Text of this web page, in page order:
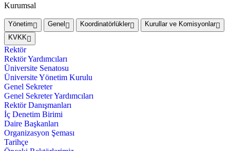
Kurumsal
Yönetim Genel Koordinatörlükler
Kurullar ve Komisyonlar
KVKK
Rektör
Rektör Yardımcıları
Üniversite Senatosu
Üniversite Yönetim Kurulu
Genel Sekreter
Genel Sekreter Yardımcıları
Rektör Danışmanları
İç Denetim Birimi
Daire Başkanları
Organizasyon Şeması
Tarihçe